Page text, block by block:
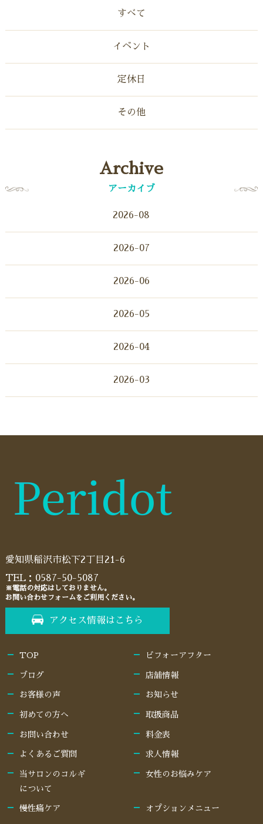
すべて
イベント
定休日
その他
Archive
アーカイブ
2026-08
2026-07
2026-06
2026-05
2026-04
2026-03
愛知県稲沢市松下2丁目21-6
TEL： 0587-50-5087
※電話の対応はしておりません。
お問い合わせフォームをご利用ください。
アクセス情報はこちら
TOP ビフォーアフター
ブログ 店舗情報
お客様の声 お知らせ
初めての方へ 取扱商品
お問い合わせ 料金表
よくあるご質問 求人情報
当サロンのコルギ
について
女性のお悩みケア
慢性痛ケア オプションメニュー